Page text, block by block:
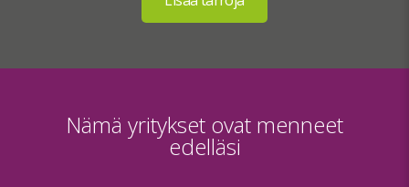
Nämä yritykset ovat menneet
edelläsi